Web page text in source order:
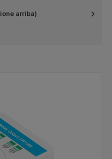
arriba)